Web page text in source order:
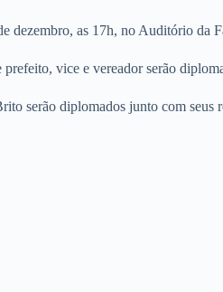
dezembro, as 17h, no Auditório da
vice e vereador serão
serão diplomados junto com seus